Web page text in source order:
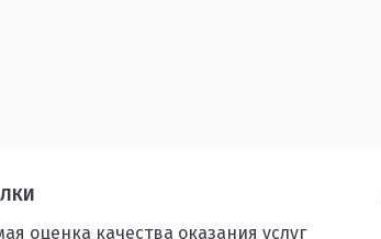
оценка качества оказания услуг